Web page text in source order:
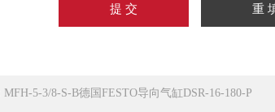
MFH-5-3/8-S-B德国FESTO导向气缸DSR-16-180-P